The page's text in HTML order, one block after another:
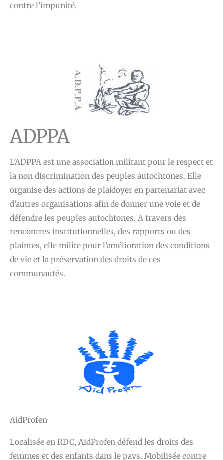
contre l’impunité.
ADPPA
L’ADPPA est une association militant pour le respect et
la non discrimination des peuples autochtones. Elle
organise des actions de plaidoyer en partenariat avec
d’autres organisations afin de donner une voie et de
défendre les peuples autochtones. A travers des
rencontres institutionnelles, des rapports ou des
plaintes, elle milite pour l’amélioration des conditions
de vie et la préservation des droits de ces
communautés.
AidProfen
Localisée en RDC, AidProfen défend les droits des
femmes et des enfants dans le pays. Mobilisée contre